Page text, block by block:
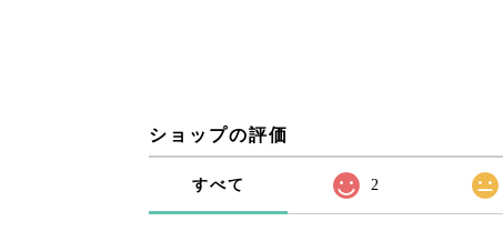
ショップの評価
すべて 2